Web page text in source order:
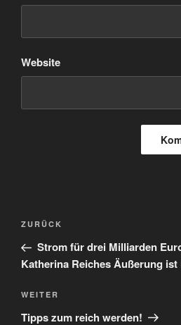
Website
Beitragsnavigation
Vorheriger
Beitrag
ZURÜCK
Strom für drei Milliarden
Katherina Reiches Äußerung
Nächster
Beitrag
WEITER
Tipps zum reich werden!